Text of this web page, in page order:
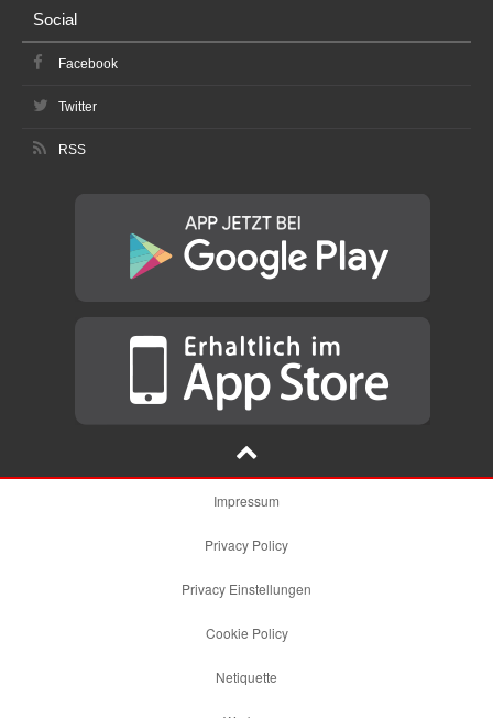
Social
Facebook
Twitter
RSS
Impressum
Privacy Policy
Privacy Einstellungen
Cookie Policy
Netiquette